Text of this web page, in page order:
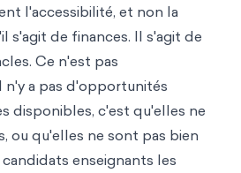
l'accessibilité, et non la
s'agit de finances. Il s'agit de
Ce n'est pas
n'y a pas d'opportunités
disponibles, c'est qu'elles ne
ou qu'elles ne sont pas bien
enseignants les